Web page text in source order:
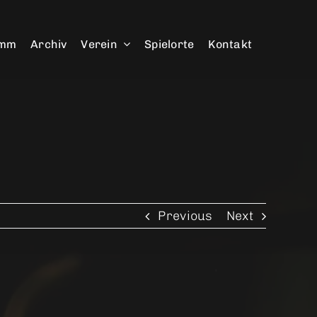
Archiv Verein Spielorte Kontakt
Previous Next